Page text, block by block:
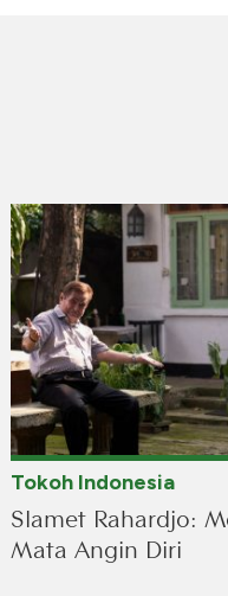
Tokoh Indonesia
Slamet Rahardjo:
Mata Angin Diri